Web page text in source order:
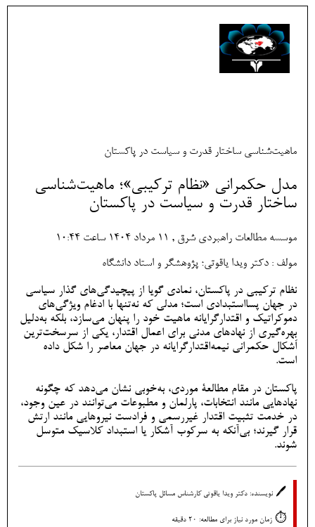
ماهیت‌شناسی ساختار قدرت و سیاست در پاکستان
مدل حکمرانی «نظام ترکیبی»؛ ماهیت‌شناسی
ساختار قدرت و سیاست در پاکستان
موسسه مطالعات راهبردی شرق , 11 مرداد 1404 ساعت 10:44
مولف : دکتر ویدا یاقوتی؛ پژوهشگر و استاد دانشگاه
نظام ترکیبی در پاکستان، نمادی گویا از پیچیدگی‌های گذار سیاسی
در جهان پسااستبدادی است؛ مدلی که نه‌تنها با ادغام ویژگی‌های
دموکراتیک و اقتدارگرایانه ماهیت خود را پنهان می‌سازد، بلکه به‌دلیل
بهره‌گیری از نهادهای مدنی برای اعمال اقتدار، یکی از سرسخت‌ترین
اَشکال حکمرانی نیمه‌اقتدارگرایانه در جهان معاصر را شکل داده
است.
پاکستان در مقام مطالعۀ موردی، به‌خوبی نشان می‌دهد که چگونه
نهادهایی مانند انتخابات، پارلمان و مطبوعات می‌توانند در عین وجود،
در خدمت تثبیت اقتدار غیررسمی و فرادست نیروهایی مانند ارتش
قرار گیرند؛ بی‌آنکه به سرکوب آشکار یا استبداد کلاسیک متوسل
شوند.
🖊️ نویسنده: دکتر ویدا یاقوتی کارشناس مسائل پاکستان
⏱️ زمان مورد نیاز برای مطالعه: 20 دقیقه